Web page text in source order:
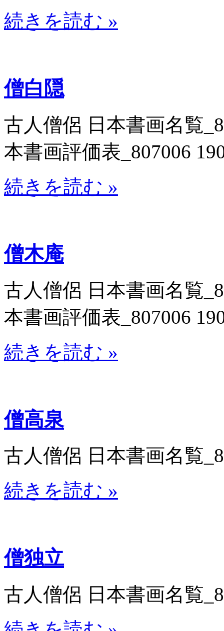
続きを読む »
僧白隠
古人僧侶 日本書画名覧
本書画評価表_807006
続きを読む »
僧木庵
古人僧侶 日本書画名覧
本書画評価表_807006
続きを読む »
僧高泉
古人僧侶 日本書画名覧
続きを読む »
僧独立
古人僧侶 日本書画名覧